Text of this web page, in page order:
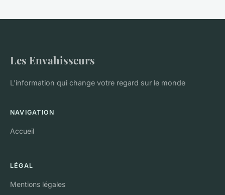
Les Envahisseurs
L'information qui change votre regard sur le monde
NAVIGATION
Accueil
LÉGAL
Mentions légales